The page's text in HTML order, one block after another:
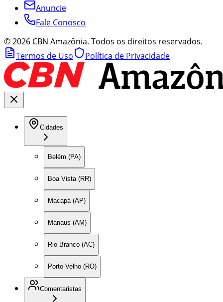
Anuncie
Fale Conosco
©2026 CBN Amazônia. Todos os direitos reservados.
Termos de Uso
Política de Privacidade
Cidades
Belém (PA)
Boa Vista (RR)
Macapá (AP)
Manaus (AM)
Rio Branco (AC)
Porto Velho (RO)
Comentaristas